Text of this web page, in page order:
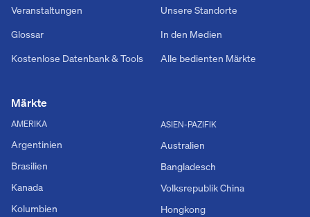
Veranstaltungen
Glossar
Kostenlose Datenbank & Tools
Unsere Standorte
In den Medien
Alle bedienten Märkte
Märkte
AMERIKA
Argentinien
Brasilien
Kanada
Kolumbien
ASIEN-PAZIFIK
Australien
Bangladesch
Volksrepublik China
Hongkong